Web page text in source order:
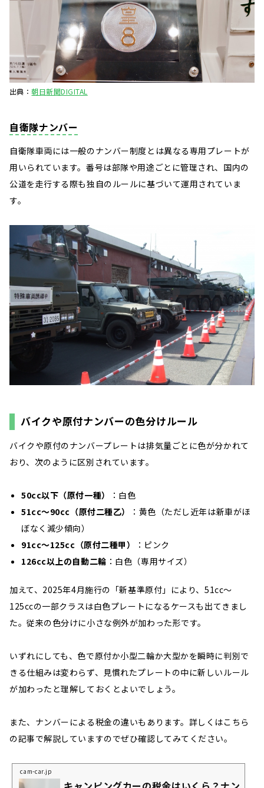
出典：朝日新聞DIGITAL
自衛隊ナンバー
自衛隊車両には一般のナンバー制度とは異なる専用プレートが
用いられています。番号は部隊や用途ごとに管理され、国内の
公道を走行する際も独自のルールに基づいて運用されていま
す。
バイクや原付ナンバーの色分けルール
バイクや原付のナンバープレートは排気量ごとに色が分かれて
おり、次のように区別されています。
50cc以下（原付一種）
：白色
51cc〜90cc（原付二種乙）
：黄色（ただし近年は新車がほ
ぼなく減少傾向）
91cc〜125cc（原付二種甲）
：ピンク
126cc以上の自動二輪 ：白色（専用サイズ）
加えて、2025年4月施行の「新基準原付」により、51cc〜
125ccの一部クラスは白色プレートになるケースも出てきまし
た。従来の色分けに小さな例外が加わった形です。
いずれにしても、色で原付か小型二輪か大型かを瞬時に判別で
きる仕組みは変わらず、見慣れたプレートの中に新しいルール
が加わったと理解しておくとよいでしょう。
また、ナンバーによる税金の違いもあります。詳しくはこちら
の記事で解説していますのでぜひ確認してみてください。
cam-car.jp